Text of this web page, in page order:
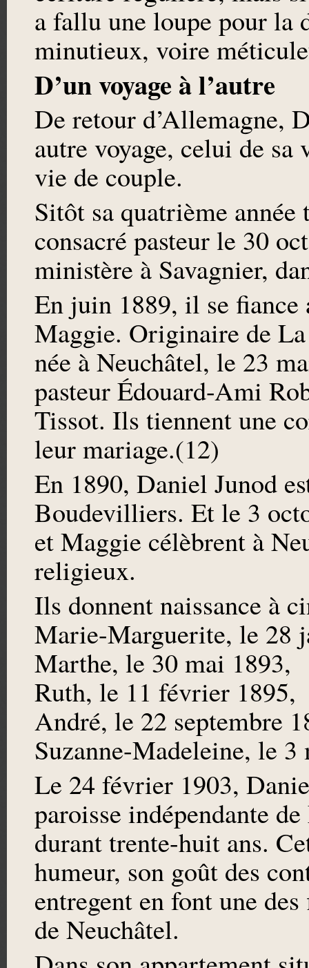
a fallu une loupe pour la
minutieux, voire
D’un voyage à l’autre
De retour d’Allemagne,
autre voyage, celui de
vie de couple.
Sitôt sa quatrième
consacré pasteur le 30
ministère à Savagnier,
En juin 1889, il se
Maggie. Originaire de
née à Neuchâtel, le 23
pasteur Édouard-Ami
Tissot. Ils tiennent une
leur mariage.(12)
En 1890, Daniel Junod
Boudevilliers. Et le 3
et Maggie célèbrent à
religieux.
Ils donnent naissance à
Marie-Marguerite, le 28
Marthe, le 30 mai 1893,
Ruth, le 11 février 1895,
André, le 22 septembre
Suzanne-Madeleine, le 3
Le 24 février 1903,
paroisse indépendante
durant trente-huit ans.
humeur, son goût des
entregent en font une
de Neuchâtel.